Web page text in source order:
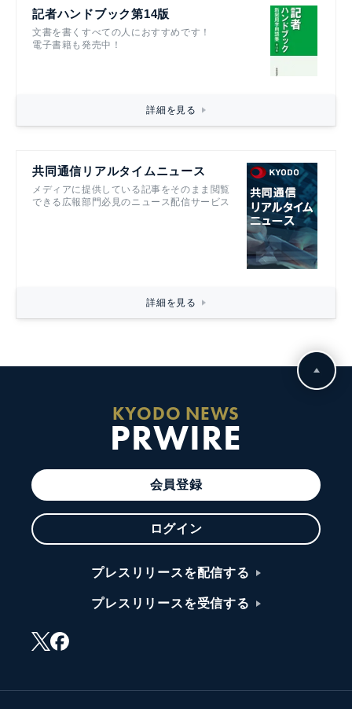
記者ハンドブック第14版
文書を書くすべての人におすすめです！
電子書籍も発売中！
詳細を見る
共同通信リアルタイムニュース
メディアに提供している記事をそのまま閲覧
できる広報部門必見のニュース配信サービス
詳細を見る
KYODO NEWS
PRWIRE
会員登録
ログイン
プレスリリースを配信する
プレスリリースを受信する